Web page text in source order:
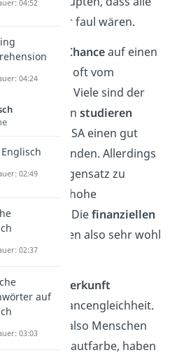
Leute nur faul wären.
hängt die
Chanceauf einen
Job auch oft vom
ab. Viele sind der
dass manstudieren
um in den USA einen gut
Job zu finden. Allerdings
dort im Gegensatz zu
sehr hohe
Diefinanziellen
spielen also sehr wohl
Herkunft
die Chancengleichheit.
also Menschen
weißer Hautfarbe, haben
04:52
04:24
02:49
02:37
auf
03:03